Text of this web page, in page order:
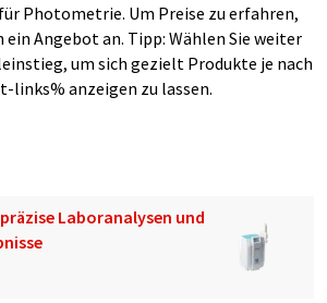
Photometrie. Um Preise zu erfahren,
ein Angebot an. Tipp: Wählen Sie weiter
um sich gezielt Produkte je nach
links% anzeigen zu lassen.
Laboranalysen und